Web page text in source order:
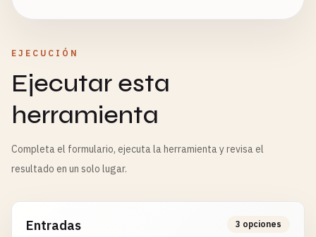
EJECUCIÓN
Ejecutar esta
herramienta
Completa el formulario, ejecuta la herramienta y revisa el
resultado en un solo lugar.
Entradas 3 opciones